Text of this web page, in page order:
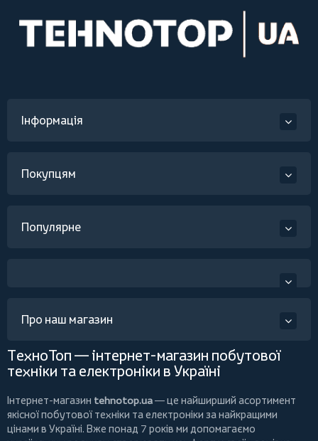
Інформація
Покупцям
Популярне
Про наш магазин
ТехноТоп — інтернет-магазин побутової
техніки та електроніки в Україні
Інтернет-магазин tehnotop.ua— це найширший асортимент
якісної побутової техніки та електроніки за найкращими
цінами в Україні. Вже понад 7 років ми допомагаємо